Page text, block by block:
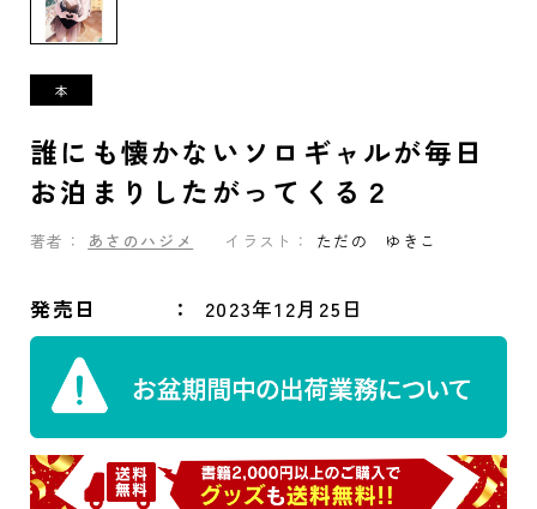
誰にも懐かないソロギャルが毎日
お泊まりしたがってくる２
著者： あさのハジメ イラスト： ただの ゆきこ
発売日 2023年12月25日